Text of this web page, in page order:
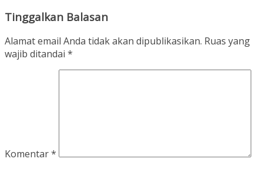
Tinggalkan Balasan
Alamat email Anda tidak akan dipublikasikan. Ruas yang
wajib ditandai *
Komentar*